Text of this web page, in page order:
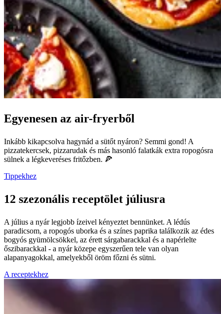
Egyenesen az air-fryerből
Inkább kikapcsolva hagynád a sütőt nyáron? Semmi gond! A
pizzatekercsek, pizzarudak és más hasonló falatkák extra ropogósra
sülnek a légkeveréses fritőzben. 🍕
Tippekhez
12 szezonális receptölet júliusra
A július a nyár legjobb ízeivel kényeztet bennünket. A lédús
paradicsom, a ropogós uborka és a színes paprika találkozik az édes
bogyós gyümölcsökkel, az érett sárgabarackkal és a napérlelte
őszibarackkal - a nyár közepe egyszerűen tele van olyan
alapanyagokkal, amelyekből öröm főzni és sütni.
A receptekhez